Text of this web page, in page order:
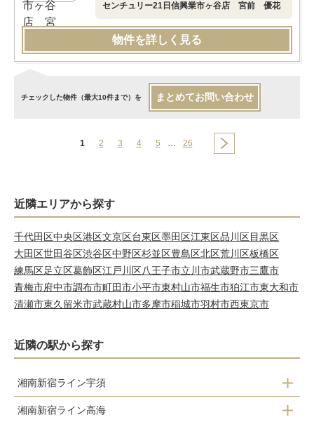
センチュリー21日信興業市ヶ谷店 宮前 優花
物件を詳しく見る
チェックした物件（最大10件まで）を まとめてお問い合わせ
1 2 3 4 5 … 26
近隣エリアから探す
千代田区中央区港区文京区台東区墨田区江東区品川区目黒区
大田区世田谷区渋谷区中野区杉並区豊島区北区荒川区板橋区
練馬区足立区葛飾区江戸川区八王子市立川市武蔵野市三鷹市
青梅市府中市調布市町田市小平市東村山市福生市狛江市東大和市
清瀬市東久留米市武蔵村山市多摩市稲城市羽村市西東京市
近隣の駅から探す
湘南新宿ライン宇須
新宿駅
湘南新宿ライン高海